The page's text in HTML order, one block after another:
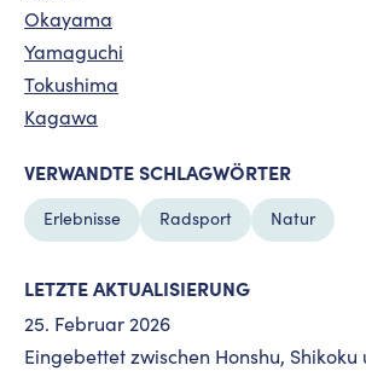
Okayama
Yamaguchi
Tokushima
Kagawa
VERWANDTE SCHLAGWÖRTER
Erlebnisse Radsport Natur
LETZTE AKTUALISIERUNG
25. Februar 2026
Eingebettet zwischen Honshu, Shikoku